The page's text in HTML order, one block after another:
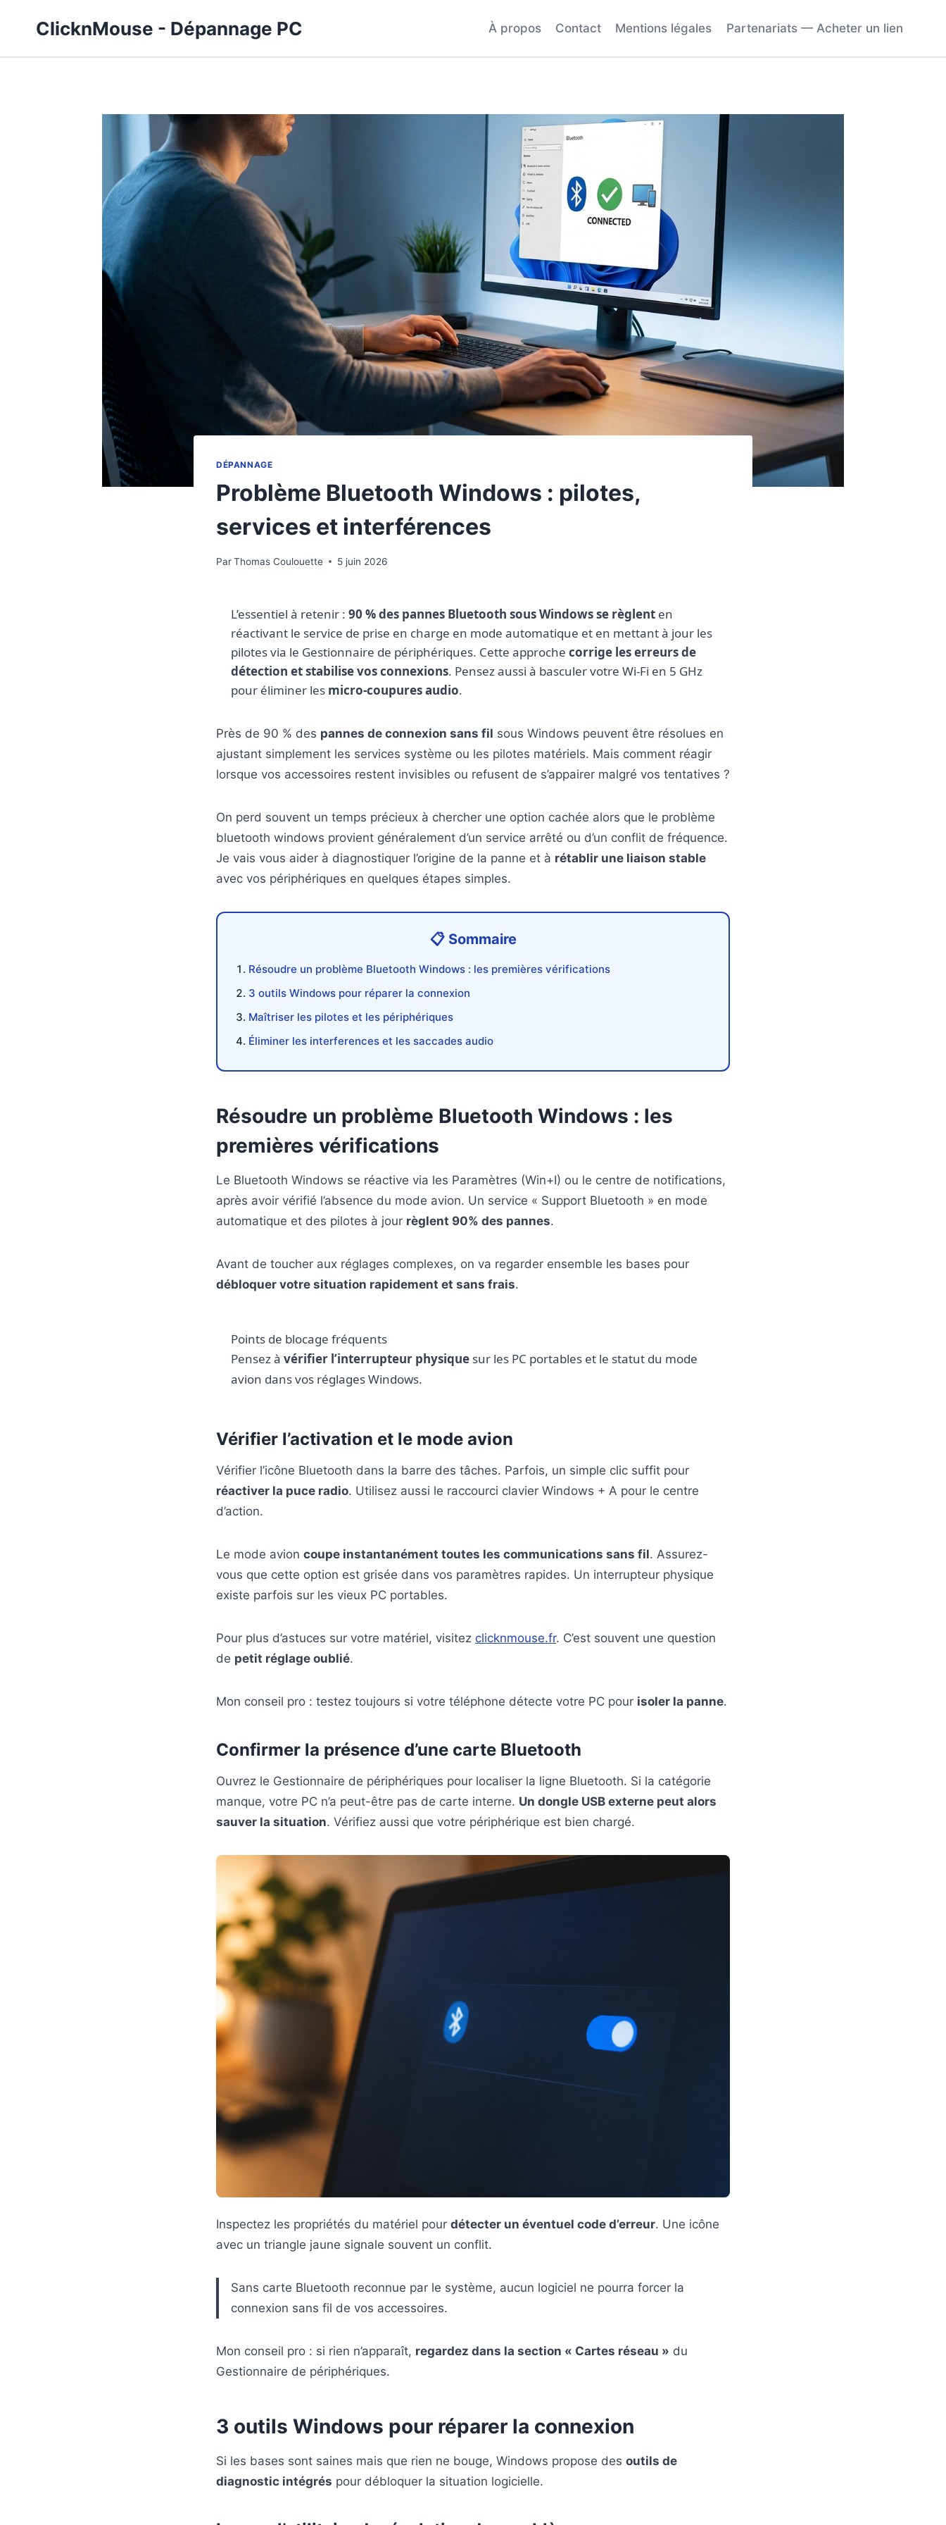
ClicknMouse - Dépannage PC À propos Contact Mentions légales Partenariats — Acheter un lien
DÉPANNAGE
Problème Bluetooth Windows : pilotes,
services et interférences
ParThomas Coulouette 5 juin 2026
L’essentiel à retenir :90 % des pannes Bluetooth sous Windows se règlent en
réactivant le service de prise en charge en mode automatique et en mettant à jour les
pilotes via le Gestionnaire de périphériques. Cette approchecorrige les erreurs de
détection et stabilise vos connexions. Pensez aussi à basculer votre Wi-Fi en 5 GHz
pour éliminer les micro-coupures audio.
Près de 90 % des pannes de connexion sans fil sous Windows peuvent être résolues en
ajustant simplement les services système ou les pilotes matériels. Mais comment réagir
lorsque vos accessoires restent invisibles ou refusent de s’appairer malgré vos tentatives ?
On perd souvent un temps précieux à chercher une option cachée alors que le problème
bluetooth windows provient généralement d’un service arrêté ou d’un conflit de fréquence.
Je vais vous aider à diagnostiquer l’origine de la panne et à rétablir une liaison stable
avec vos périphériques en quelques étapes simples.
Résoudre un problème Bluetooth Windows : les premières vérifications
3 outils Windows pour réparer la connexion
Maîtriser les pilotes et les périphériques
Éliminer les interferences et les saccades audio
Résoudre un problème Bluetooth Windows : les
premières vérifications
Le Bluetooth Windows se réactive via les Paramètres (Win+I) ou le centre de notifications,
après avoir vérifié l’absence du mode avion. Un service « Support Bluetooth » en mode
automatique et des pilotes à jour règlent 90% des pannes.
Avant de toucher aux réglages complexes, on va regarder ensemble les bases pour
débloquer votre situation rapidement et sans frais.
Points de blocage fréquents
Pensez àvérifier l’interrupteur physique sur les PC portables et le statut du mode
avion dans vos réglages Windows.
Vérifier l’activation et le mode avion
Vérifier l’icône Bluetooth dans la barre des tâches. Parfois, un simple clic suffit pour
réactiver la puce radio. Utilisez aussi le raccourci clavier Windows + A pour le centre
d’action.
Le mode avion coupe instantanément toutes les communications sans fil. Assurez-
vous que cette option est grisée dans vos paramètres rapides. Un interrupteur physique
existe parfois sur les vieux PC portables.
Pour plus d’astuces sur votre matériel, visitez clicknmouse.fr. C’est souvent une question
de petit réglage oublié.
Mon conseil pro : testez toujours si votre téléphone détecte votre PC pour isoler la panne.
Confirmer la présence d’une carte Bluetooth
Ouvrez le Gestionnaire de périphériques pour localiser la ligne Bluetooth. Si la catégorie
manque, votre PC n’a peut-être pas de carte interne. Un dongle USB externe peut alors
sauver la situation. Vérifiez aussi que votre périphérique est bien chargé.
Inspectez les propriétés du matériel pour détecter un éventuel code d’erreur. Une icône
avec un triangle jaune signale souvent un conflit.
Sans carte Bluetooth reconnue par le système, aucun logiciel ne pourra forcer la
connexion sans fil de vos accessoires.
Mon conseil pro : si rien n’apparaît, regardez dans la section « Cartes réseau » du
Gestionnaire de périphériques.
3 outils Windows pour réparer la connexion
Si les bases sont saines mais que rien ne bouge, Windows propose des outils de
diagnostic intégrés pour débloquer la situation logicielle.